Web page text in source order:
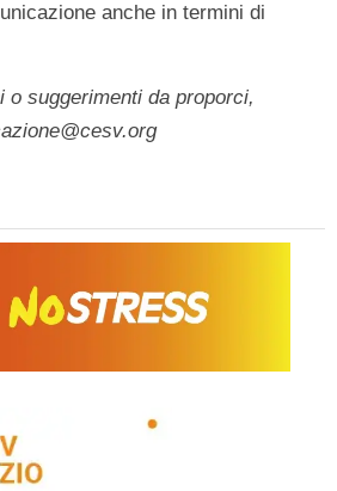
anche in termini di
o suggerimenti da proporci,